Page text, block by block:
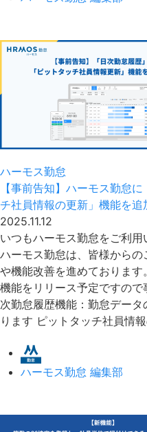
ハーモス勤怠
【事前告知】ハーモス勤怠
チ社員情報の更新」機能を追
2025.11.12
いつもハーモス勤怠をご利用
ハーモス勤怠は、皆様から
や機能改善を進めておりま
機能をリリース予定ですの
次勤怠履歴機能：勤怠デー
ります ピットタッチ社員情
ハーモス勤怠 編集部